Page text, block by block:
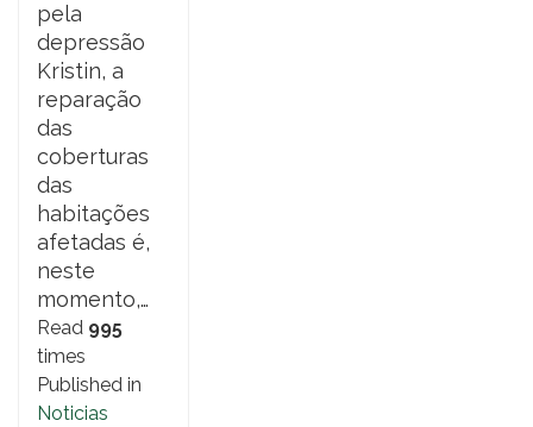
pela
depressão
Kristin, a
reparação
das
coberturas
das
habitações
afetadas é,
neste
momento,…
Read 995
times
Published in
Noticias